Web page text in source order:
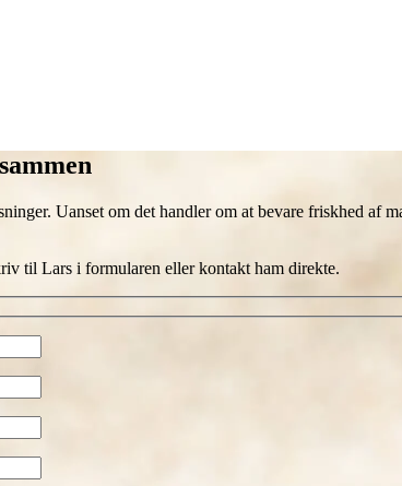
Uanset om det handler om at bevare friskhed
til Lars i formularen eller kontakt ham direkte.